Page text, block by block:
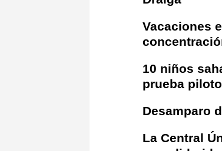
Vacaciones
10 niños
prueba
Desamparo
La Central